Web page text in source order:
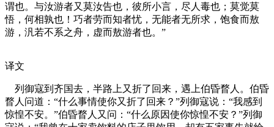
谓也。与汝游者又莫汝告也，彼所小言，尽人毒也；莫觉莫
悟，何相孰也！巧者劳而知者忧，无能者无所求，饱食而敖
游，汎若不系之舟，虚而敖游者也。”
译文
列御寇到齐国去，半路上又折了回来，遇上伯昏瞀人。伯昏
瞀人问道：“什么事情使你又折了回来？”列御寇说：“我感到
惊惶不安。”伯昏瞀人又问：“什么原因使你惊惶不安？”列御